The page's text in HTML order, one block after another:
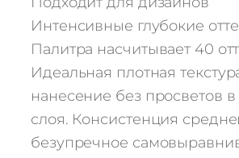
а
Г
е
л
л
а
Интенсивные глубокие
Палитра насчитывает 40
Идеальная плотная
нанесение без просветов в
слоя. Консистенция
безупречное